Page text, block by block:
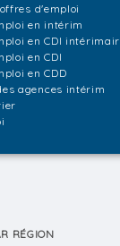
d'emploi
en intérim
en CDI
en CDI
en CDD
agences intérim
RÉGION